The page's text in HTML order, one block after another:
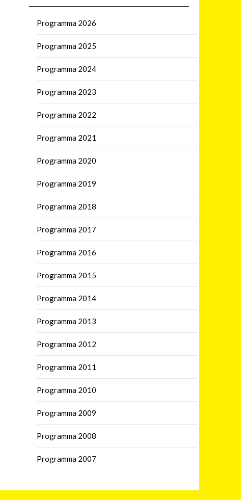
Programma 2026
Programma 2025
Programma 2024
Programma 2023
Programma 2022
Programma 2021
Programma 2020
Programma 2019
Programma 2018
Programma 2017
Programma 2016
Programma 2015
Programma 2014
Programma 2013
Programma 2012
Programma 2011
Programma 2010
Programma 2009
Programma 2008
Programma 2007